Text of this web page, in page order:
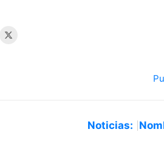
Noticias: